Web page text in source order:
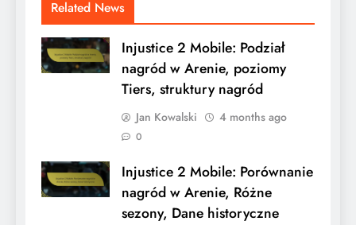
Related News
Injustice 2 Mobile: Podział
nagród w Arenie, poziomy
Tiers, struktury nagród
Jan Kowalski 4 months ago
0
Injustice 2 Mobile: Porównanie
nagród w Arenie, Różne
sezony, Dane historyczne